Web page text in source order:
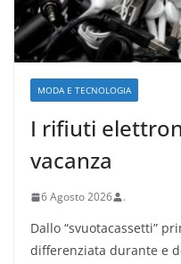
MODA E TECNOLOGIA
I rifiuti
vacanza
6 Agosto 2026 .
Dallo “svuotacassetti”
differenziata durante e